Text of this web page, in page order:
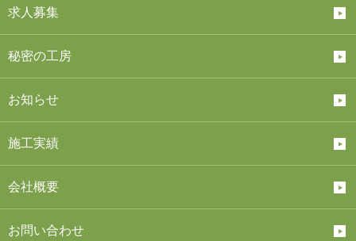
求人募集
秘密の工房
お知らせ
施工実績
会社概要
お問い合わせ